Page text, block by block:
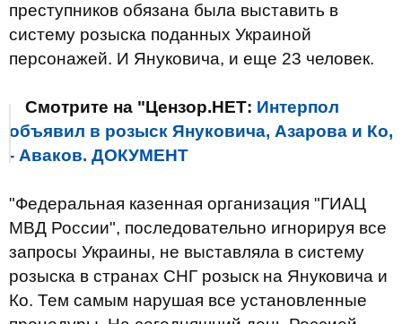
преступников обязана была выставить в
систему розыска поданных Украиной
персонажей. И Януковича, и еще 23 человек.
Смотрите на "Цензор.НЕТ: Интерпол
объявил в розыск Януковича, Азарова и Ко,
- Аваков. ДОКУМЕНТ
"Федеральная казенная организация "ГИАЦ
МВД России", последовательно игнорируя все
запросы Украины, не выставляла в систему
розыска в странах СНГ розыск на Януковича и
Ко. Тем самым нарушая все установленные